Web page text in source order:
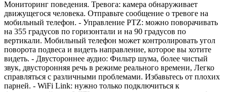
Мониторинг поведения. Тревога: камера обнаруживает
движущегося человека. Отправьте сообщение о тревоге на
мобильный телефон. - Управление PTZ: можно поворачивать
на 355 градусов по горизонтали и на 90 градусов по
вертикали. Мобильный телефон может контролировать угол
поворота подвеса и видеть направление, которое вы хотите
видеть. - Двустороннее аудио: Фильтр шума, более чистый
звук, двусторонняя речь в режиме реального времени, Легко
справляться с различными проблемами. Избавьтесь от плохих
парней. - WiFi Link: нужно только подключиться к